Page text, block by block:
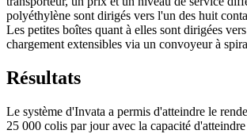
polyéthylène sont dirigés vers l'un des huit
Les petites boîtes quant à elles sont dirigées
chargement extensibles via un convoyeur à
Résultats
Le système d'Invata a permis d'atteindre le
25 000 colis par jour avec la capacité